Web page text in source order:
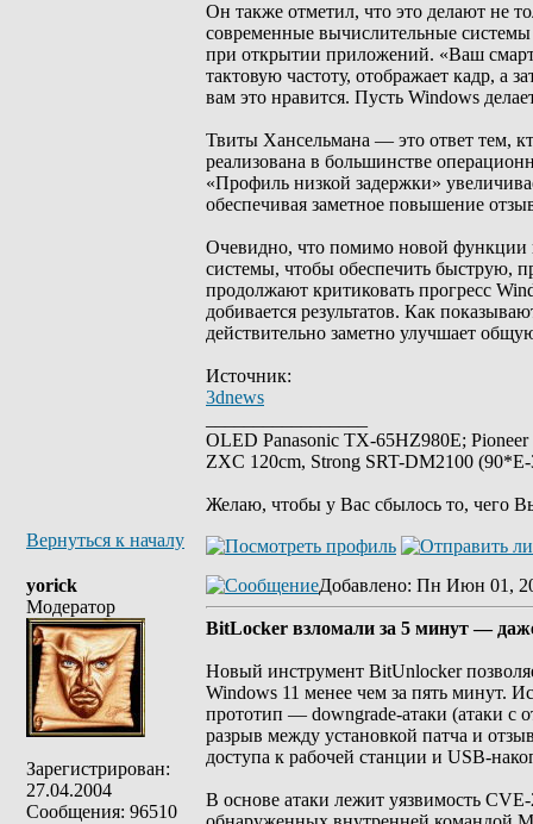
Он также отметил, что это делают не
современные вычислительные
при открытии приложений. «Ваш
тактовую частоту, отображает кадр, а
вам это нравится. Пусть Windows
Твиты Хансельмана — это ответ тем,
реализована в большинстве
«Профиль низкой задержки»
обеспечивая заметное повышение
Очевидно, что помимо новой функции
системы, чтобы обеспечить быструю,
продолжают критиковать прогресс
добивается результатов. Как
действительно заметно улучшает
Источник:
3dnews
OLED Panasonic TX-65HZ980E;
ZXC 120cm, Strong SRT-DM2100
Желаю, чтобы у Вас сбылось то, чего
Вернуться к началу
yorick
Модератор
Зарегистрирован:
27.04.2004
Сообщения: 96510
Добавлено: Пн Июн 01,
BitLocker взломали за 5 минут —
Новый инструмент BitUnlocker
Windows 11 менее чем за пять минут.
прототип — downgrade-атаки (атаки с
разрыв между установкой патча и
доступа к рабочей станции и USB-
В основе атаки лежит уязвимость